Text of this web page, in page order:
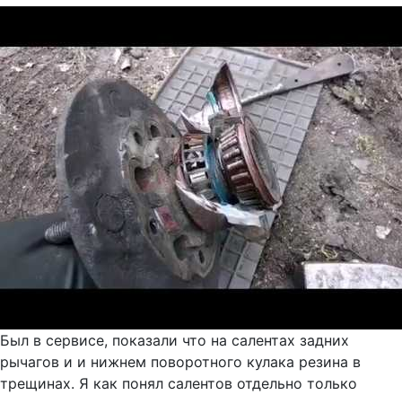
Был в сервисе, показали что на салентах задних
рычагов и и нижнем поворотного кулака резина в
трещинах. Я как понял салентов отдельно только